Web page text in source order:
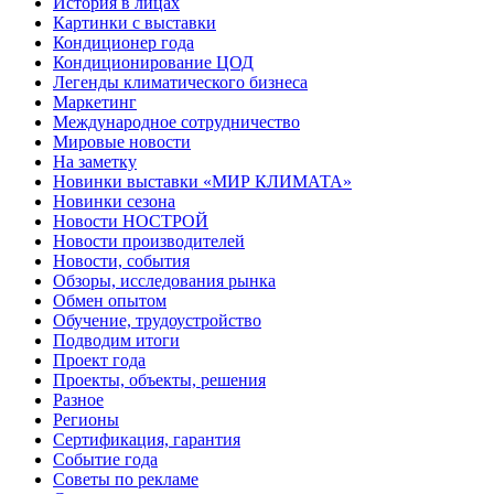
Картинки с выставки
Кондиционер года
Кондиционирование ЦОД
Легенды климатического бизнеса
Маркетинг
Международное сотрудничество
Мировые новости
На заметку
Новинки выставки «МИР КЛИМАТА»
Новинки сезона
Новости НОСТРОЙ
Новости производителей
Новости, события
Обзоры, исследования рынка
Обмен опытом
Обучение, трудоустройство
Подводим итоги
Проект года
Проекты, объекты, решения
Разное
Регионы
Сертификация, гарантия
Событие года
Советы по рекламе